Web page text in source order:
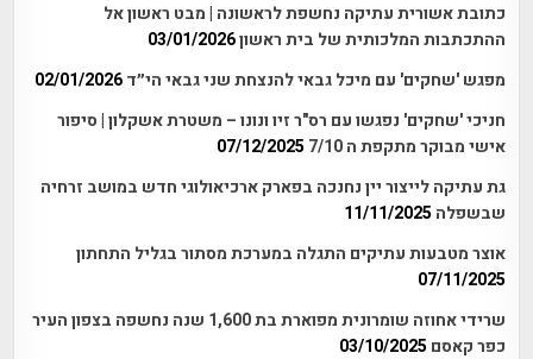
כתובת אשורית עתיקה נחשפת לראשונה | מבט ראשון אל
ההתכתבות המלכותית של בית ראשון03/01/2026
מפגש 'שחקים' עם מיכל גבאי להנצחת שני גבאי הי״ד 02/01/2026
חניכי 'שחקים' נפגשו עם רס"ר זיו ונונו – משטרת אשקלון | סיפור
אישי מבוקר מתקפת ה 7/10
07/12/2025
גת עתיקה לייצור יין נחנכה בפארק ארכיאולוגי חדש במושב זרחיה
שבשפלה 11/11/2025
אוצר מטבעות עתיקים התגלה במערכת מסתור בגליל התחתון
07/11/2025
שרידי אחוזה שומרונית מפוארת בת 1,600 שנה נחשפה בצפון העיר
כפר קאסם 03/10/2025